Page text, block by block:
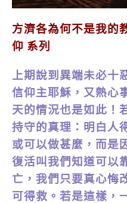
方濟各為何不是我的
仰 系列
上期說到異端未必十
信仰主耶穌，又熱心
天的情況也是如此！
持守的真理：明白人
或可以做甚麼，而是
復活叫我們知道可以
亡，我們只要真心悔
可得救。若是這樣，